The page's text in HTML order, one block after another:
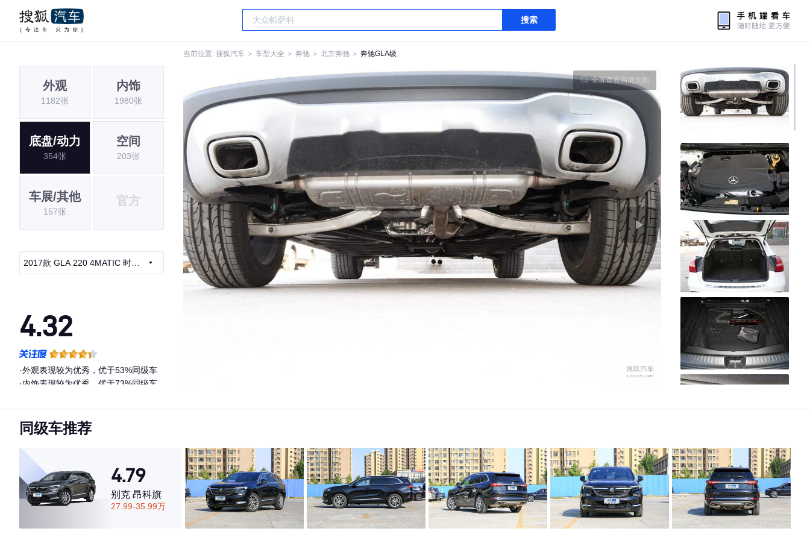
搜索
当前位置: 搜狐汽车 ＞ 车型大全 ＞ 奔驰 ＞ 北京奔驰 ＞ 奔驰GLA级
外观
1182张
内饰
1980张
底盘/动力
354张
空间
203张
车展/其他
157张
官方
2017款 GLA 220 4MATIC 时尚
4.32
·外观表现较为优秀，优于53%同级车
·内饰表现较为优秀，优于73%同级车
全屏查看高清大图
同级车推荐
4.79
别克 昂科旗
27.99-35.99万